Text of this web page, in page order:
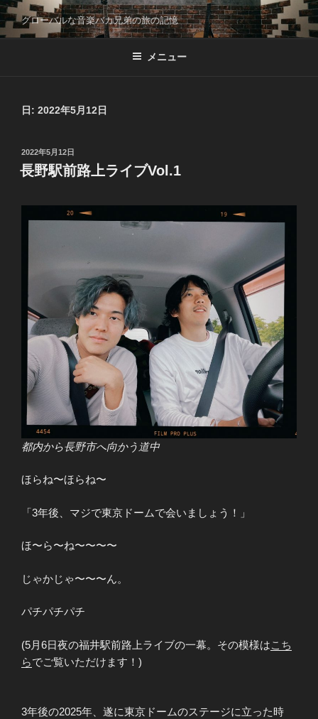
コ
ン
テ
グローバルな音楽バカ兄弟の旅の記憶
メニュー
日: 2022年5月12日
投
稿
日:
2022年5月12日
長野駅前路上ライブVol.1
都内から長野市へ向かう道中
ほらね〜ほらね〜
「3年後、マジで東京ドームで会いましょう！」
ほ〜ら〜ね〜〜〜〜
じゃかじゃ〜〜〜ん。
パチパチパチ
(5月6日夜の福井駅前路上ライブの一幕。その模様はこち
らでご覧いただけます！)
3年後の2025年、遂に東京ドームのステージに立った時